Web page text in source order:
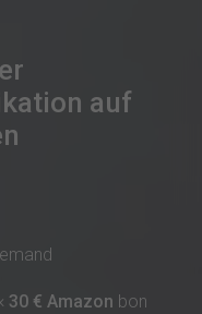
auf
30 € Amazon bon